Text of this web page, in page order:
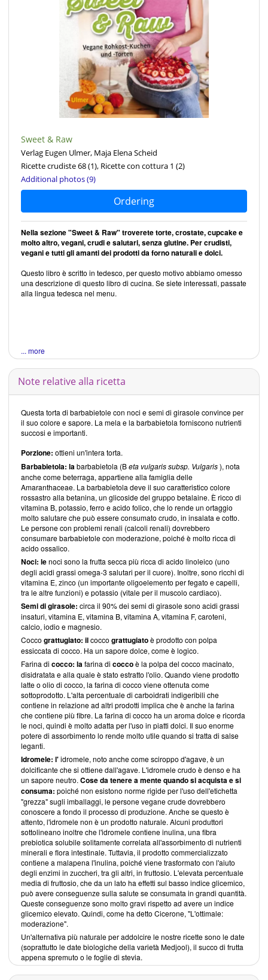
Sweet & Raw
Verlag Eugen Ulmer, Maja Elena Scheid
Ricette crudiste 68(1), Ricette con cottura 1 (2)
Additional photos (9)
Ordering
Nella sezione "Sweet & Raw" troverete torte, crostate, cupcake e
molto altro, vegani, crudi e salutari, senza glutine. Per crudisti,
vegani e tutti gli amanti dei prodotti da forno naturali e dolci.
Questo libro è scritto in tedesco, per questo motivo abbiamo omesso
una descrizione di questo libro di cucina. Se siete interessati, passate
alla lingua tedesca nel menu.
... more
Note relative alla ricetta
Questa torta di barbabietole con noci e semi di girasole convince per
il suo colore e sapore. La mela e la barbabietola forniscono nutrienti
succosi e importanti.
Porzione: ottieni un'intera torta.
Barbabietola: labarbabietola (Beta vulgaris subsp. Vulgaris), nota
anche come beterraga, appartiene alla famiglia delle
Amaranthaceae. La barbabietola deve il suo caratteristico colore
rossastro alla betanina, un glicoside del gruppo betalaine. È ricco di
vitamina B, potassio, ferro e acido folico, che lo rende un ortaggio
molto salutare che può essere consumato crudo, in insalata e cotto.
Le persone con problemi renali (calcoli renali) dovrebbero
consumare barbabietole con moderazione, poiché è molto ricca di
acido ossalico.
Noci: lenoci sono la frutta secca più ricca di acido linoleico (uno
degli acidi grassi omega-3 salutari per il cuore). Inoltre, sono ricchi di
vitamina E, zinco (un importante oligoelemento per fegato e capelli,
tra le altre funzioni) e potassio (vitale per il muscolo cardiaco).
Semi di girasole: circa il 90% dei semi di girasole sono acidi grassi
insaturi, vitamina E, vitamina B, vitamina A, vitamina F, caroteni,
calcio, iodio e magnesio.
Cocco grattugiato: ilcocco grattugiatoè prodotto con polpa
essiccata di cocco. Ha un sapore dolce, come è logico.
Farina di cocco: lafarina di coccoè la polpa del cocco macinato,
disidratata e alla quale è stato estratto l'olio. Quando viene prodotto
latte o olio di cocco, la farina di cocco viene ottenuta come
sottoprodotto. L'alta percentuale di carboidrati indigeribili che
contiene in relazione ad altri prodotti implica che è anche la farina
che contiene più fibre. La farina di cocco ha un aroma dolce e ricorda
le noci, quindi è molto adatta per l'uso in piatti dolci. Il suo enorme
potere di assorbimento lo rende molto utile quando si tratta di salse
leganti.
Idromele: l'idromele, noto anche come sciroppo d'agave, è un
dolcificante che si ottiene dall'agave. L'idromele crudo è denso e ha
un sapore neutro. Cose da tenere a mente quando si acquista e si
consuma: poiché non esistono norme rigide per l'uso dell'etichetta
"grezza" sugli imballaggi, le persone vegane crude dovrebbero
conoscere a fondo il processo di produzione. Anche se questo è
attento, l'idromele non è un prodotto naturale. Alcuni produttori
sottolineano inoltre che l'idromele contiene inulina, una fibra
prebiotica solubile solitamente correlata all'assorbimento di nutrienti
minerali e flora intestinale. Tuttavia, il prodotto commercializzato
contiene a malapena l'inulina, poiché viene trasformato con l'aiuto
degli enzimi in zuccheri, tra gli altri, in fruttosio. L'elevata percentuale
media di fruttosio, che da un lato ha effetti sul basso indice glicemico,
può avere conseguenze sulla salute se consumata in grandi quantità.
Queste conseguenze sono molto gravi rispetto ad avere un indice
glicemico elevato. Quindi, come ha detto Cicerone, "L'ottimale:
moderazione".
Un'alternativa più naturale per addolcire le nostre ricette sono le date
(soprattutto le date biologiche della varietà Medjool), il succo di frutta
appena spremuto o le foglie di stevia.